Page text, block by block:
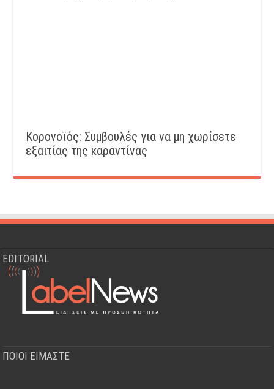
Κορονοϊός: Συμβουλές για να μη χωρίσετε
εξαιτίας της καραντίνας
EDITORIAL
ΠΟΙΟΙ ΕΙΜΑΣΤΕ